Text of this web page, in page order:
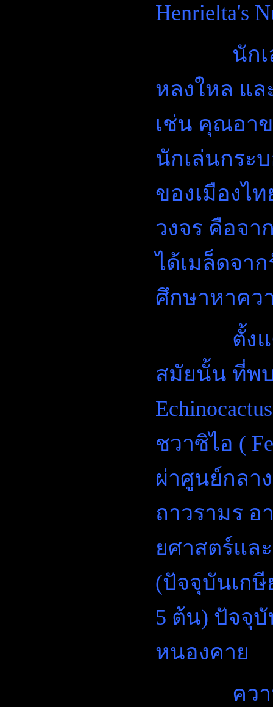
Henrielta's
นักเล่นก
หลงใหล แล
เช่น คุณอา
นักเล่นกระ
ของเมืองไ
วงจร คือจา
ได้เมล็ดจา
ศึกษาหาคว
ตั้งแต่ยุค
สมัยนั้น ที่พ
ชวาซิไอ (
ผ่าศูนย์กลา
ถาวรามร
ยศาสตร์แล
(ปัจจุบันเก
5 ต้น) ปัจจุ
หนองคาย
ความที่เ